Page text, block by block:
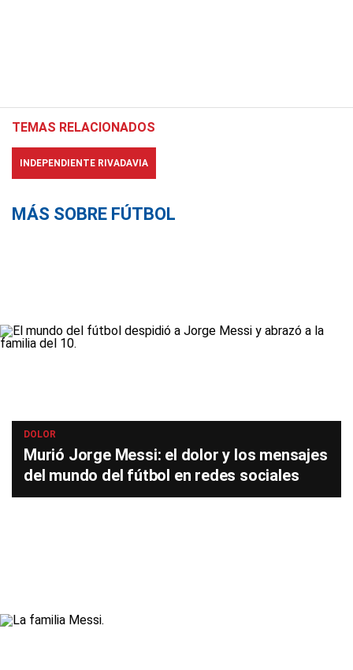
TEMAS RELACIONADOS
INDEPENDIENTE RIVADAVIA
MÁS SOBRE FÚTBOL
DOLOR
Murió Jorge Messi: el dolor y los mensajes
del mundo del fútbol en redes sociales